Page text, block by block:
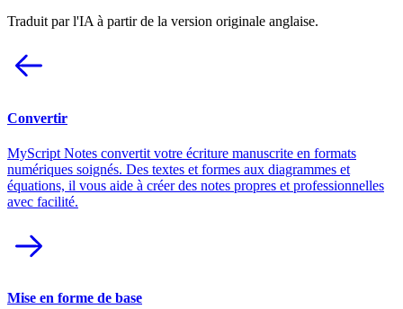
Traduit par l'IA à partir de la version originale anglaise.
Convertir
MyScript Notes convertit votre écriture manuscrite en formats
numériques soignés. Des textes et formes aux diagrammes et
équations, il vous aide à créer des notes propres et professionnelles
avec facilité.
Mise en forme de base